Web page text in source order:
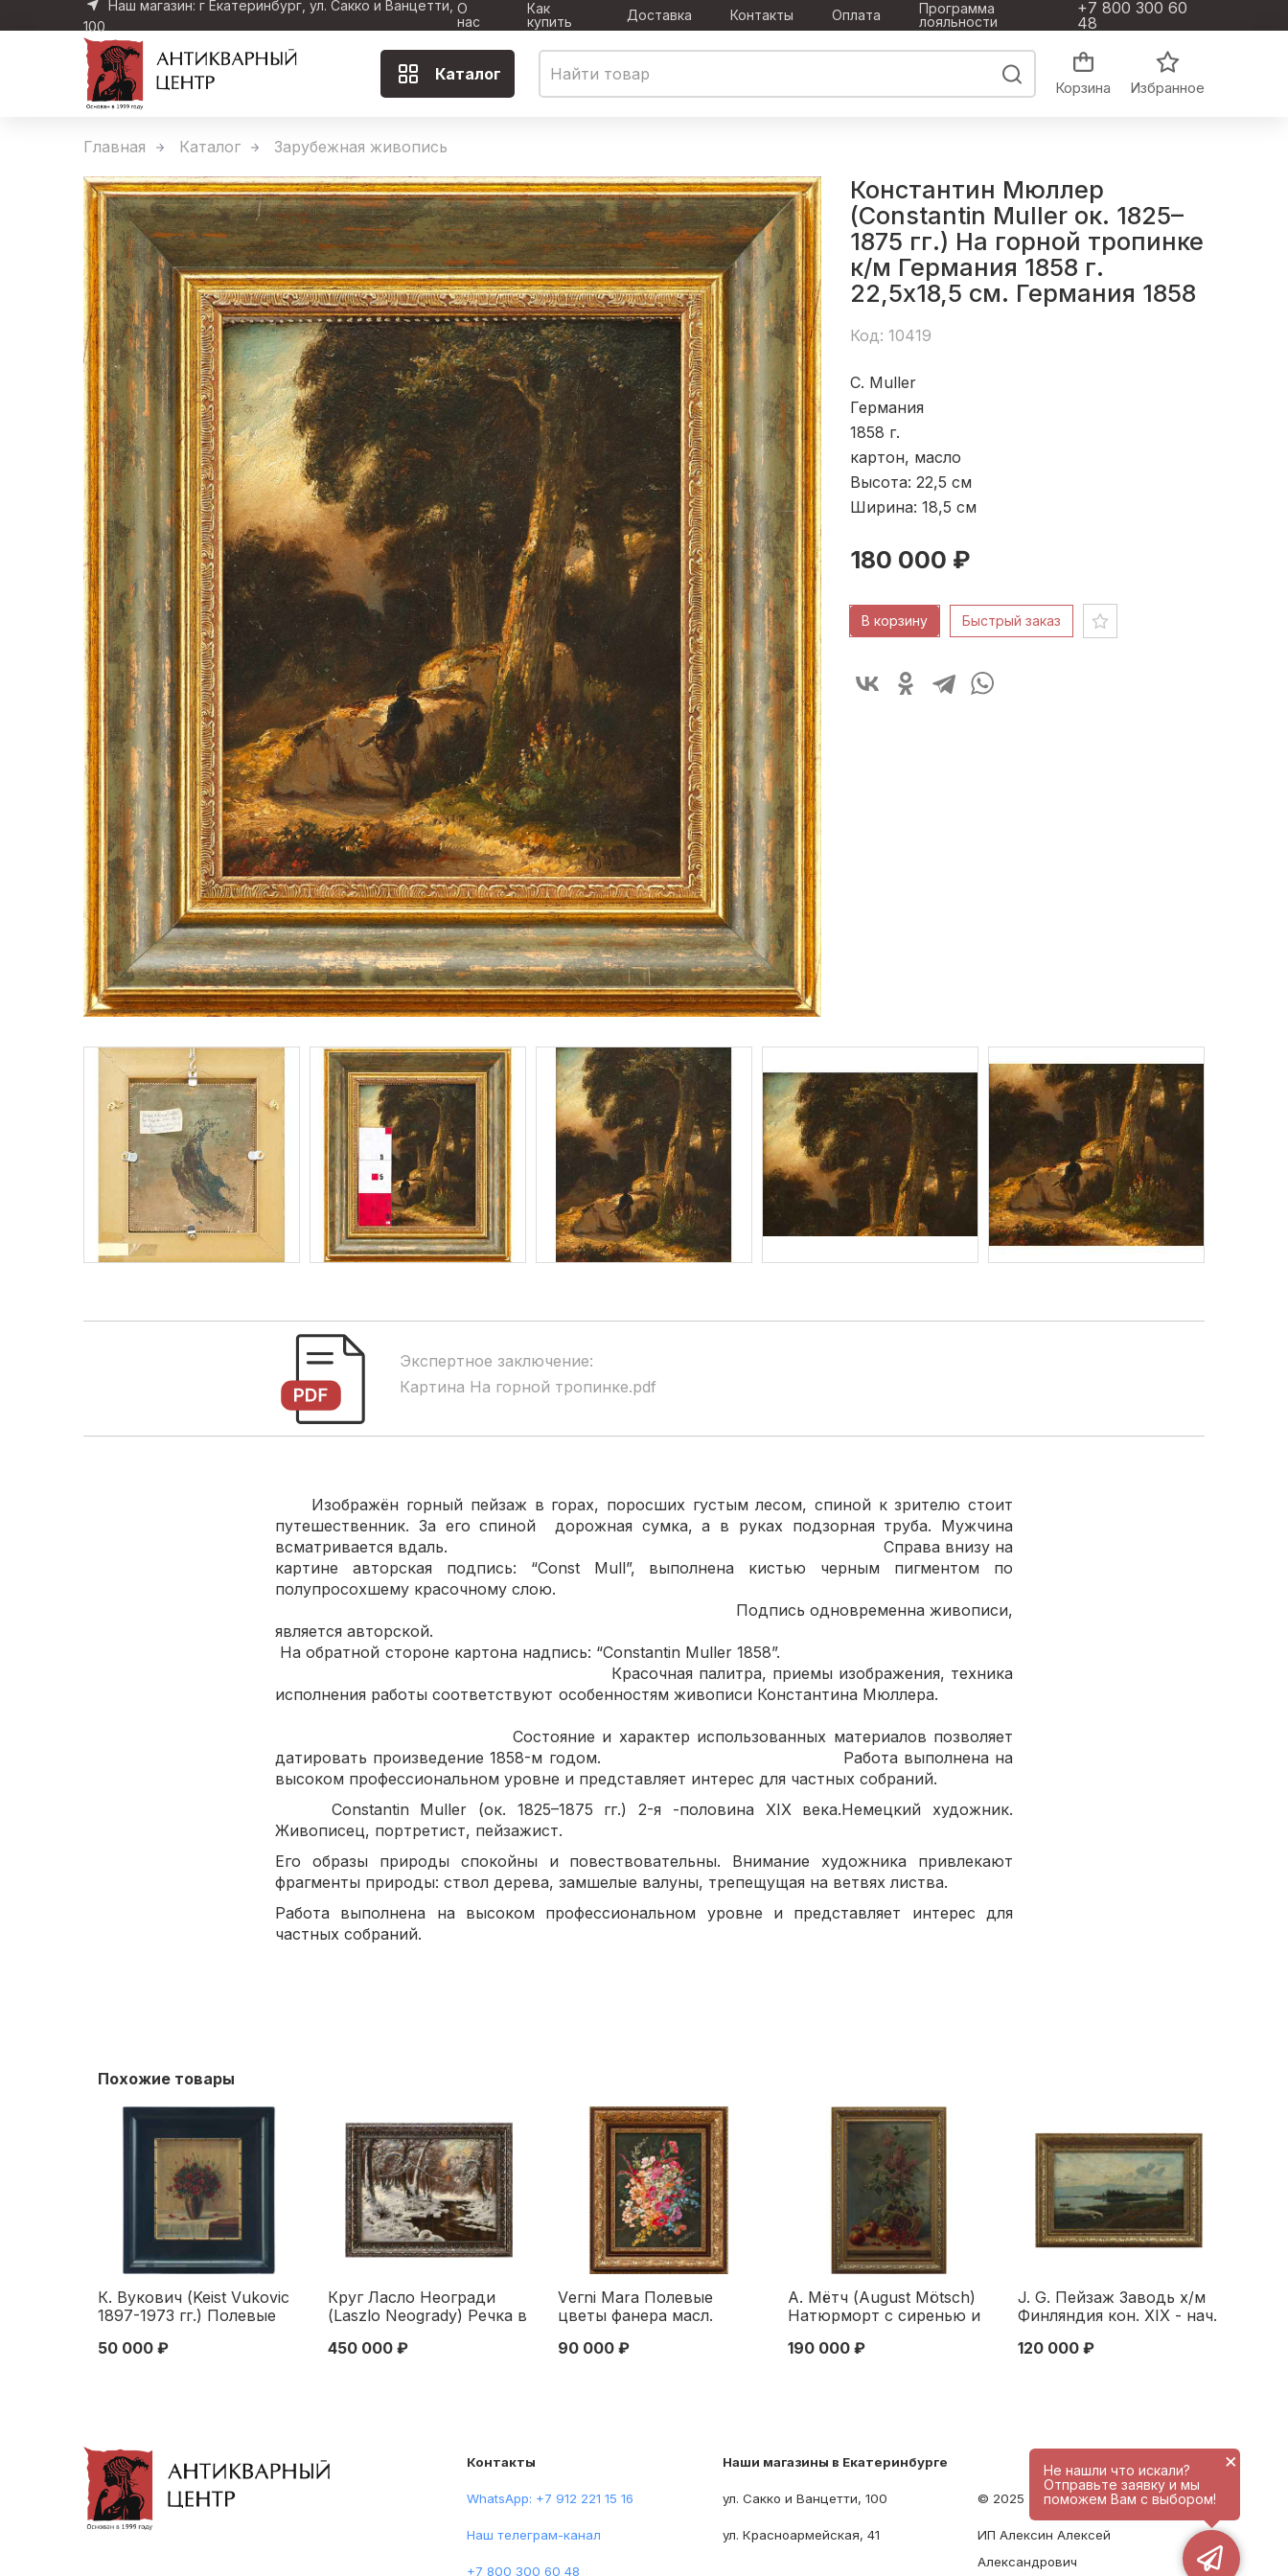
Наш магазин: г Екатеринбург, ул. Сакко и Ванцетти,
100
О
нас
Как
купить
Доставка Контакты Оплата
Программа
лояльности
+7 800 300 60
48
Каталог
Корзина Избранное
Главная Каталог Зарубежная живопись
Константин Мюллер
(Сonstantin Muller ок. 1825–
1875 гг.) На горной тропинке
к/м Германия 1858 г.
22,5x18,5 см. Германия 1858
Код: 10419
C. Muller
Германия
1858 г.
картон, масло
Высота: 22,5 см
Ширина: 18,5 см
180 000 ₽
В корзину Быстрый заказ
Экспертное заключение:
Картина На горной тропинке.pdf
Изображён горный пейзаж в горах, поросших густым лесом, спиной к зрителю стоит
путешественник. За его спиной дорожная сумка, а в руках подзорная труба. Мужчина
всматривается вдаль. Справа внизу на
картине авторская подпись: “Const Mull”, выполнена кистью черным пигментом по
полупросохшему красочному слою.
Подпись одновременна живописи,
является авторской.
На обратной стороне картона надпись: “Constantin Muller 1858”.
Красочная палитра, приемы изображения, техника
исполнения работы соответствуют особенностям живописи Константина Мюллера.
Состояние и характер использованных материалов позволяет
датировать произведение 1858-м годом. Работа выполнена на
высоком профессиональном уровне и представляет интерес для частных собраний.
Сonstantin Muller (ок. 1825–1875 гг.) 2-я -половина XIX века.Немецкий художник.
Живописец, портретист, пейзажист.
Его образы природы спокойны и повествовательны. Внимание художника привлекают
фрагменты природы: ствол дерева, замшелые валуны, трепещущая на ветвях листва.
Работа выполнена на высоком профессиональном уровне и представляет интерес для
частных собраний.
Похожие товары
К. Вукович (Keist Vukovic
1897-1973 гг.) Полевые
Австрия пер. пол. ХХ в.
50 000 ₽
Круг Ласло Неогради
(Laszlo Neogrady) Речка в
1960-70 гг. 60x79,5 см.
450 000 ₽
Vегnі Маrа Полевые
цветы фанера масл.
см. Италия Середина XX
90 000 ₽
А. Мётч (August Mötsch)
Натюрморт с сиренью и
кон. XIX в. 80,5x50 см.
190 000 ₽
J. G. Пейзаж Заводь х/м
Финляндия кон. XIX - нач.
XIX— начало XX вв
120 000 ₽
Контакты
WhatsApp: +7 912 221 15 16
Наш телеграм-канал
+7 800 300 60 48
Наши магазины в Екатеринбурге
ул. Сакко и Ванцетти, 100
ул. Красноармейская, 41
© 2025 - antique-center.ru
ИП Алексин Алексей
Александрович
Не нашли что искали?
Отправьте заявку и мы
поможем Вам с выбором!
×